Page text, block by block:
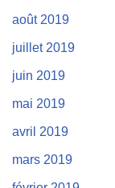
août 2019
juillet 2019
juin 2019
mai 2019
avril 2019
mars 2019